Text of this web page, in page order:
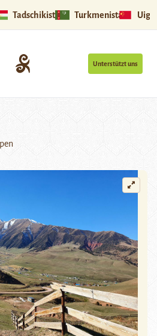
Tadschikistan Turkmenistan
Unterstützt uns